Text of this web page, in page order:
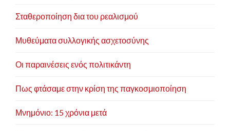
Σταθεροποίηση δια του ρεαλισμού
Μυθεύματα συλλογικής ασχετοσύνης
Οι παραινέσεις ενός πολιτικάντη
Πως φτάσαμε στην κρίση της παγκοσμιοποίηση
Μνημόνιο: 15 χρόνια μετά